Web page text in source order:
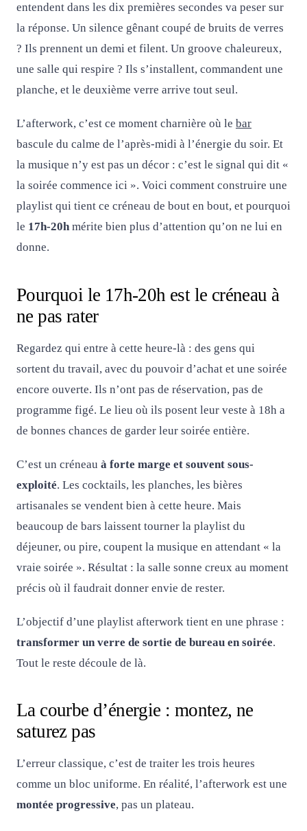
entendent dans les dix premières secondes va peser sur
la réponse. Un silence gênant coupé de bruits de verres
? Ils prennent un demi et filent. Un groove chaleureux,
une salle qui respire ? Ils s’installent, commandent une
planche, et le deuxième verre arrive tout seul.
L’afterwork, c’est ce moment charnière où le bar
bascule du calme de l’après-midi à l’énergie du soir. Et
la musique n’y est pas un décor : c’est le signal qui dit «
la soirée commence ici ». Voici comment construire une
playlist qui tient ce créneau de bout en bout, et pourquoi
le 17h-20hmérite bien plus d’attention qu’on ne lui en
donne.
Pourquoi le 17h-20h est le créneau à
ne pas rater
Regardez qui entre à cette heure-là : des gens qui
sortent du travail, avec du pouvoir d’achat et une soirée
encore ouverte. Ils n’ont pas de réservation, pas de
programme figé. Le lieu où ils posent leur veste à 18h a
de bonnes chances de garder leur soirée entière.
C’est un créneau à forte marge et souvent sous-
exploité. Les cocktails, les planches, les bières
artisanales se vendent bien à cette heure. Mais
beaucoup de bars laissent tourner la playlist du
déjeuner, ou pire, coupent la musique en attendant « la
vraie soirée ». Résultat : la salle sonne creux au moment
précis où il faudrait donner envie de rester.
L’objectif d’une playlist afterwork tient en une phrase :
transformer un verre de sortie de bureau en soirée.
Tout le reste découle de là.
La courbe d’énergie : montez, ne
saturez pas
L’erreur classique, c’est de traiter les trois heures
comme un bloc uniforme. En réalité, l’afterwork est une
montée progressive, pas un plateau.